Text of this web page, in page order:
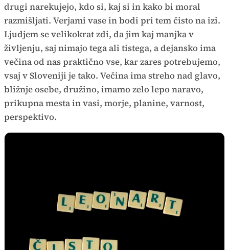
drugi narekujejo, kdo si, kaj si in kako bi moral
razmišljati. Verjami vase in bodi pri tem čisto na izi.
Ljudjem se velikokrat zdi, da jim kaj manjka v
življenju, saj nimajo tega ali tistega, a dejansko ima
večina od nas praktično vse, kar zares potrebujemo,
vsaj v Sloveniji je tako. Večina ima streho nad glavo,
bližnje osebe, družino, imamo zelo lepo naravo,
prikupna mesta in vasi, morje, planine, varnost,
perspektivo.